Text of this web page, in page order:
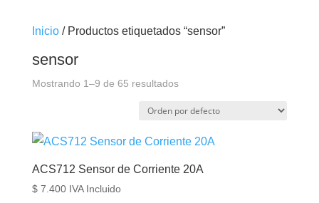
Inicio/ Productos etiquetados “sensor”
sensor
Mostrando 1–9 de 65 resultados
ACS712 Sensor de Corriente 20A
$7.400 IVA Incluido